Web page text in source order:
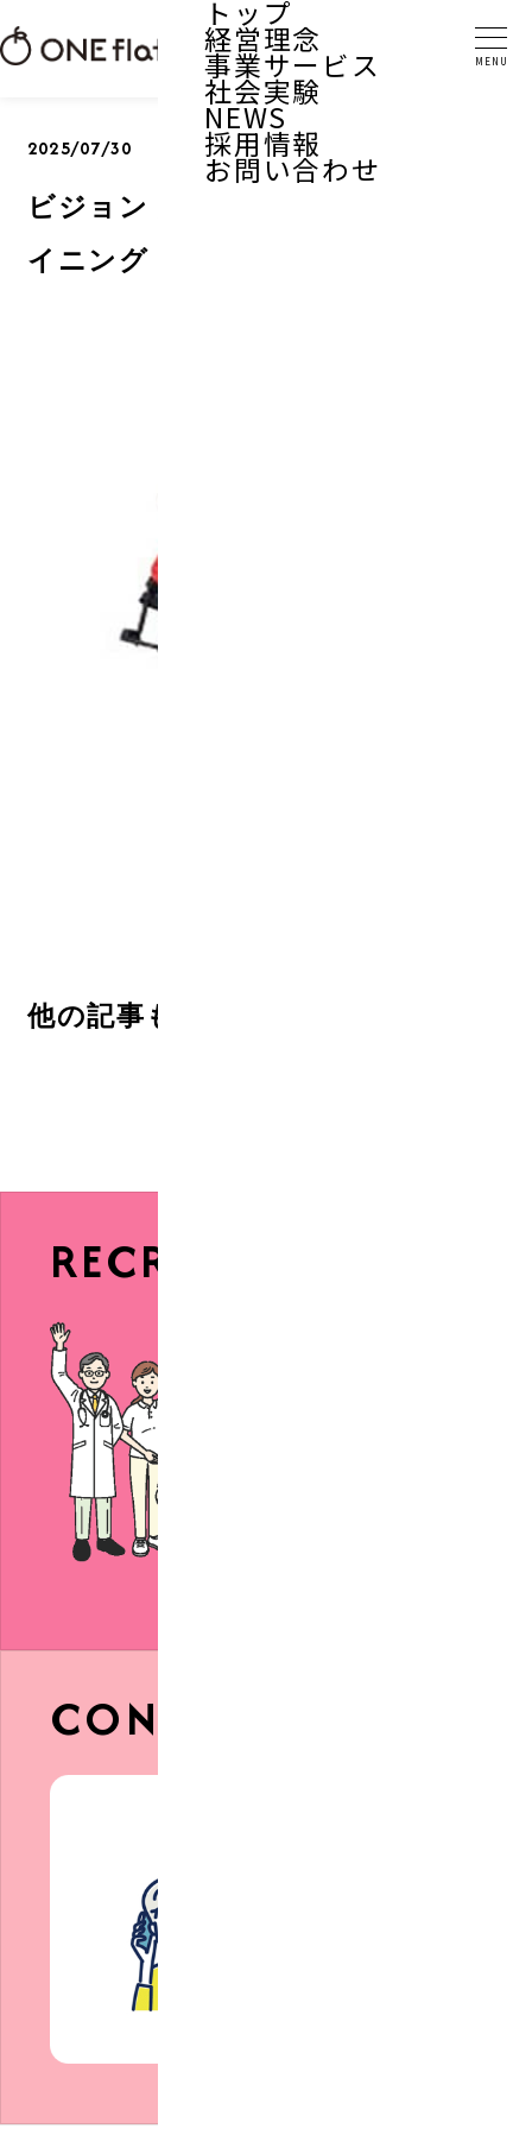
トップ
経営理念
事業サービス
社会実験
NEWS
採用情報
お問い合わせ
2025/07/30
ビジョン 座位保持ティルトリクラ
イニング ラクレ
他の記事も読む
RECRUIT
CONTACT